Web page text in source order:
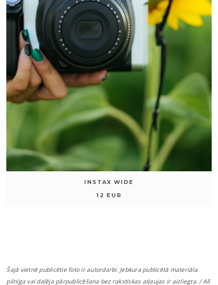
INSTAX WIDE
12 EUR
Šajā vietnē publicētie foto ir autordarbi. Jebkura publicētā materiāla
pilnīga vai daļēja pārpublicēšana bez rakstiskas atļaujas ir aizliegta. / All